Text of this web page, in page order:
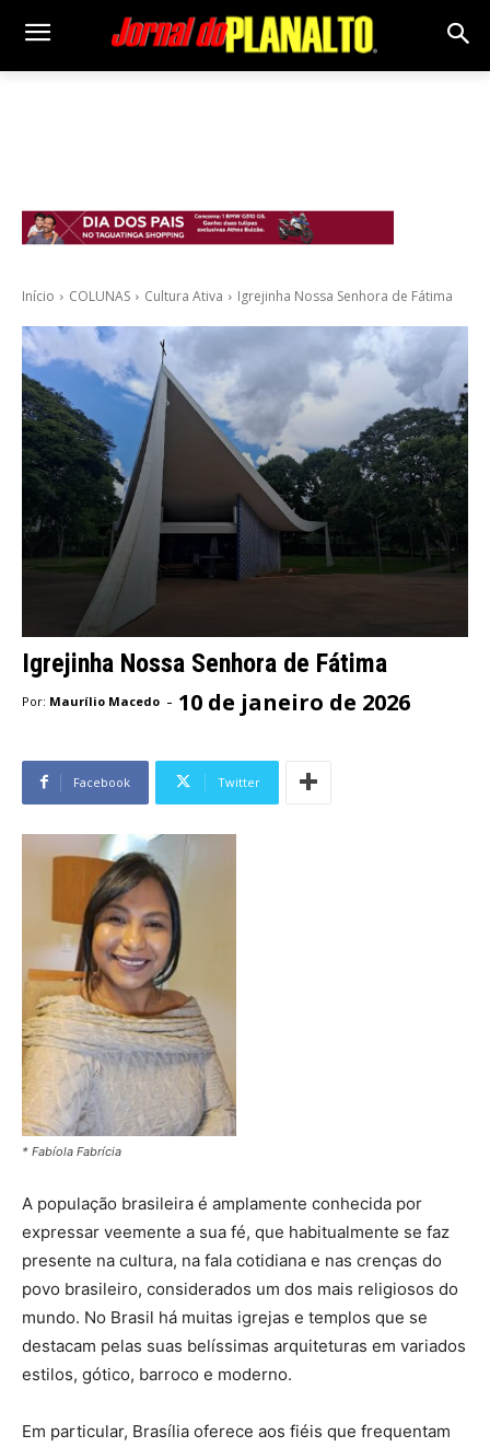
Início COLUNAS Cultura Ativa Igrejinha Nossa Senhora de Fátima
Igrejinha Nossa Senhora de Fátima
Por: Maurílio Macedo - 10 de janeiro de 2026
Facebook Twitter
* Fabíola Fabrícia
A população brasileira é amplamente conhecida por
expressar veemente a sua fé, que habitualmente se faz
presente na cultura, na fala cotidiana e nas crenças do
povo brasileiro, considerados um dos mais religiosos do
mundo. No Brasil há muitas igrejas e templos que se
destacam pelas suas belíssimas arquiteturas em variados
estilos, gótico, barroco e moderno.
Em particular, Brasília oferece aos fiéis que frequentam